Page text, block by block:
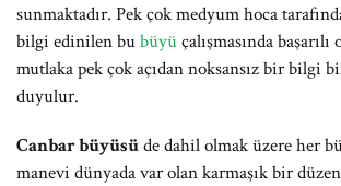
sunmaktadır. Pek çok medyum hoca
bilgi edinilen bubüyüçalışmasında
mutlaka pek çok açıdan noksansız bir bilgi
duyulur.
Canbar büyüsüde dahil olmak üzere her
manevi dünyada var olan karmaşık bir